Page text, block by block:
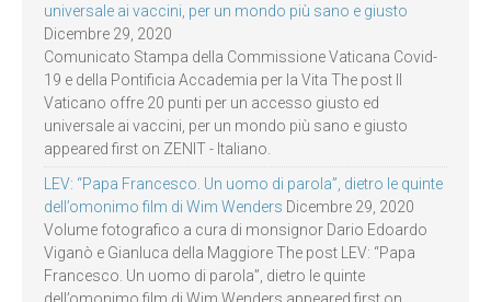
universale ai vaccini, per un mondo più sano e giusto
Dicembre 29, 2020
Comunicato Stampa della Commissione Vaticana Covid-
19 e della Pontificia Accademia per la Vita The post Il
Vaticano offre 20 punti per un accesso giusto ed
universale ai vaccini, per un mondo più sano e giusto
appeared first on ZENIT - Italiano.
LEV: “Papa Francesco. Un uomo di parola”, dietro le quinte
dell’omonimo film di Wim Wenders Dicembre 29, 2020
Volume fotografico a cura di monsignor Dario Edoardo
Viganò e Gianluca della Maggiore The post LEV: “Papa
Francesco. Un uomo di parola”, dietro le quinte